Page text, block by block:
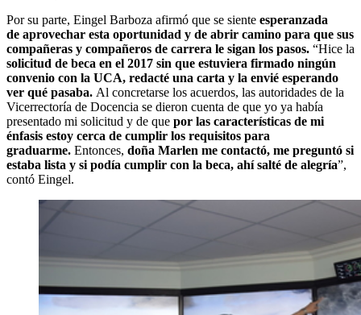
Por su parte, Eingel Barboza afirmó que se siente esperanzada
de aprovechar esta oportunidad y de abrir camino para que sus
compañeras y compañeros de carrera le sigan los pasos. “Hice la
solicitud de beca en el 2017 sin que estuviera firmado ningún
convenio con la UCA, redacté una carta y la envié esperando
ver qué pasaba. Al concretarse los acuerdos, las autoridades de la
Vicerrectoría de Docencia se dieron cuenta de que yo ya había
presentado mi solicitud y de que por las características de mi
énfasis estoy cerca de cumplir los requisitos para
graduarme. Entonces, doña Marlen me contactó, me preguntó si
estaba lista y si podía cumplir con la beca, ahí salté de alegría”,
contó Eingel.